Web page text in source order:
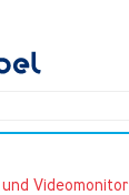
Videomonitor